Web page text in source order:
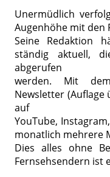
Unermüdlich
Augenhöhe mit den
Seine Redaktion
ständig aktuell,
abgerufen
werden. Mit
Newsletter (Auflage
auf
YouTube,
monatlich mehrere
Dies alles ohne
Fernsehsendern ist